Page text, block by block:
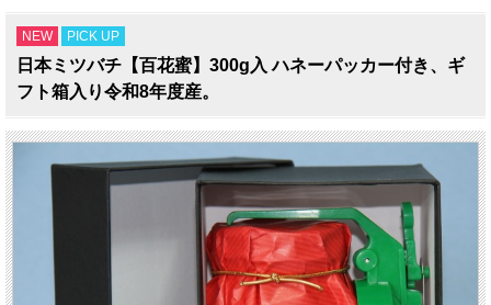
NEW PICK UP
日本ミツバチ【百花蜜】300g入 ハネーパッカー付き、ギ
フト箱入り令和8年度産。